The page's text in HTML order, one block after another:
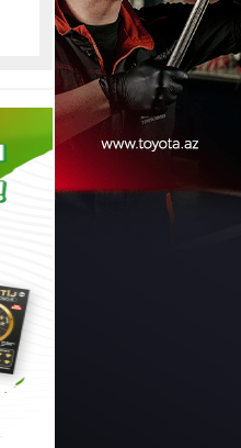
kimi özünü blokladı
HADİSƏ